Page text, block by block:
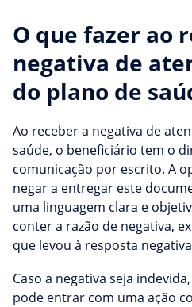
O que fazer ao
negativa de
do plano de
Ao receber a negativa de
saúde, o beneficiário tem o
comunicação por escrito. A
negar a entregar este
uma linguagem clara e
conter a razão de negativa,
que levou à resposta
Caso a negativa seja
pode entrar com uma ação